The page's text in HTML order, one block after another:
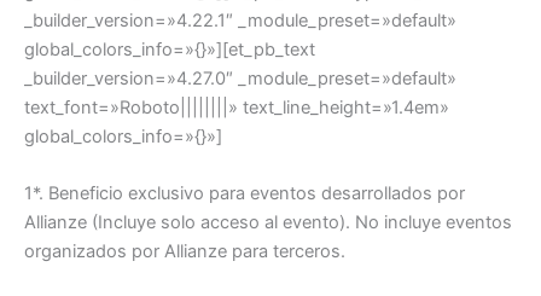
_builder_version=»4.22.1″ _module_preset=»default»
global_colors_info=»{}»][et_pb_text
_builder_version=»4.27.0″ _module_preset=»default»
text_font=»Roboto||||||||» text_line_height=»1.4em»
global_colors_info=»{}»]
1*. Beneficio exclusivo para eventos desarrollados por
Allianze (Incluye solo acceso al evento). No incluye eventos
organizados por Allianze para terceros.